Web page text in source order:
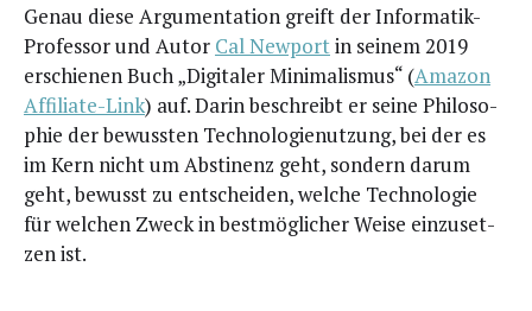
Genau die­se Argu­men­ta­ti­on greift der Infor­ma­tik-
Pro­fes­sor und Autor Cal New­portin sei­nem 2019
erschie­nen Buch „Digi­ta­ler Mini­ma­lis­mus“ (Ama­zon
Affi­lia­te-Link) auf. Dar­in beschreibt er sei­ne Phi­lo­so­
phie der bewuss­ten Tech­no­lo­gie­nut­zung, bei der es
im Kern nicht um Abs­ti­nenz geht, son­dern dar­um
geht, bewusst zu ent­schei­den, wel­che Tech­no­lo­gie
für wel­chen Zweck in best­mög­li­cher Wei­se ein­zu­set­
zen ist.